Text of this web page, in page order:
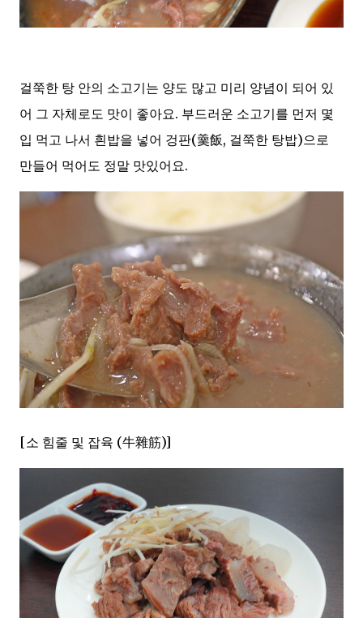
걸쭉한 탕 안의 소고기는 양도 많고 미리 양념이 되어 있
어 그 자체로도 맛이 좋아요. 부드러운 소고기를 먼저 몇
입 먹고 나서 흰밥을 넣어 겅판(羹飯, 걸쭉한 탕밥)으로
만들어 먹어도 정말 맛있어요.
[소 힘줄 및 잡육 (牛雜筋)]